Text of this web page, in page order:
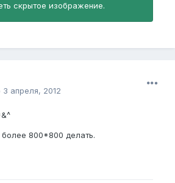
скрытое изображение.
3 апреля, 2012
800*800 делать.